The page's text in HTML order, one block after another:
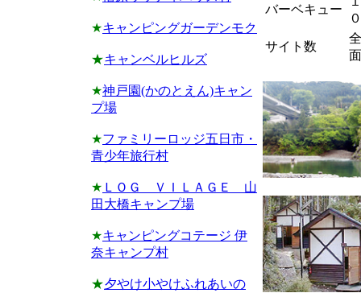
バーベキュー
サイト数
★キャンピングガーデンモク
★キャンベルヒルズ
★神戸園(かのとえん)キャン
プ場
★ファミリーロッジ五日市・
青少年旅行村
★ ＬＯＧ ＶＩＬＡＧＥ 山
田大橋キャンプ場
★キャンピングコテージ 伊
奈キャンプ村
★夕やけ小やけふれあいの